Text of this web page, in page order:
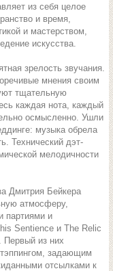
из себя целое
и время,
и мастерством,
искусства.
зрелость звучания.
мнения своим
тщательную
каждая нота, каждый
осмысленно. Ушли
музыка обрела
Технический дэт-
мелодичности
Дмитрия Бейкера
атмосферу,
партиями и
Sentience и The Relic
Первый из них
тэппингом, задающим
отсылками к